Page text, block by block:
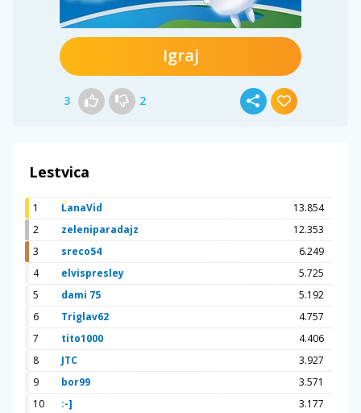
Igraj
3 2
Lestvica
1 LanaVid
13.854
2
zeleniparadajz
12.353
3
sreco54
6.249
4
elvispresley
5.725
5
dami 75
5.192
6
Triglav62
4.757
7
tito1000
4.406
8
JTC
3.927
9
bor99
3.571
10
:-] 3.177